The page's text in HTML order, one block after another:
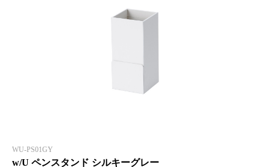
WU-PS01GY
w/U ペンスタンド シルキーグレー